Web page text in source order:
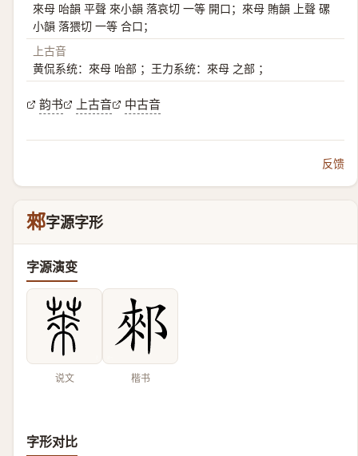
來母 咍韻 平聲 來小韻 落哀切 一等 開口；來母 賄韻 上聲 磥
小韻 落猥切 一等 合口；
上古音
黄侃系统：來母 咍部 ；王力系统：來母 之部 ；
韵书 上古音 中古音
反馈
郲字源字形
字源演变
说文 楷书
字形对比